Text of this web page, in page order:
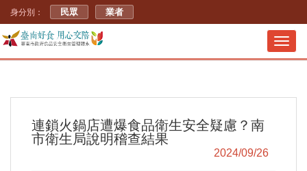
身分別： 民眾 業者
連鎖火鍋店遭爆食品衛生安全疑慮？南
市衛生局說明稽查結果
2024/09/26